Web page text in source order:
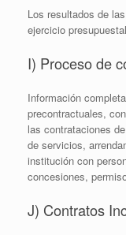
Los resultados de
ejercicio
I) Proceso de
Información
precontractuales,
las contrataciones
de servicios,
institución con
concesiones,
J) Contratos